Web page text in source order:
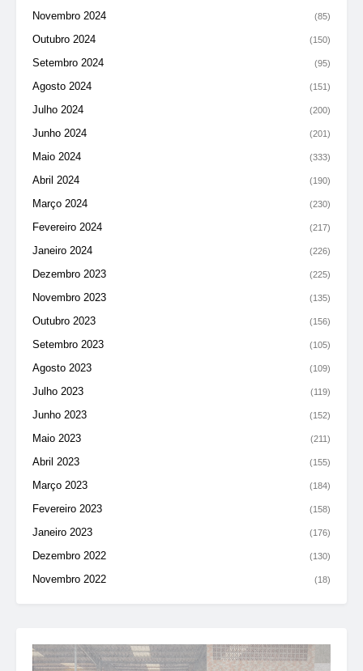
Novembro 2024 (85)
Outubro 2024 (150)
Setembro 2024 (95)
Agosto 2024 (151)
Julho 2024 (200)
Junho 2024 (201)
Maio 2024 (333)
Abril 2024 (190)
Março 2024 (230)
Fevereiro 2024 (217)
Janeiro 2024 (226)
Dezembro 2023 (225)
Novembro 2023 (135)
Outubro 2023 (156)
Setembro 2023 (105)
Agosto 2023 (109)
Julho 2023 (119)
Junho 2023 (152)
Maio 2023 (211)
Abril 2023 (155)
Março 2023 (184)
Fevereiro 2023 (158)
Janeiro 2023 (176)
Dezembro 2022 (130)
Novembro 2022 (18)